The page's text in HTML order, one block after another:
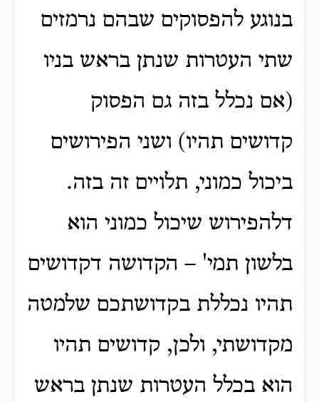
בנוגע להפסוקים שבהם נרמזים
שתי העטרות שנתן בראש בניו
(אם נכלל בזה גם הפסוק
קדושים תהיו) ושני הפירושים
ביכול כמוני, תלויים זה בזה.
דלהפירוש שיכול כמוני הוא
בלשון תמי' – הקדושה דקדושים
תהיו נכללת בקדושתכם שלמטה
מקדושתי, ולכן, קדושים תהיו
הוא בכלל העטרות שנתן בראש